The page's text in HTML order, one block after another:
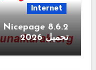
Internet
تحميل 2026